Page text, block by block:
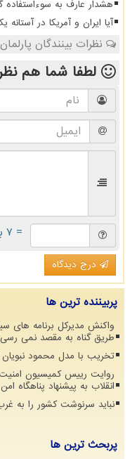
هشدار عارف به سوءاستفاده
آیا ایران و آمریکا در
نظرات بینندگان
لطفا شما هم
= ۷ بعلاوه ۱
درج دیدگاه
پربیننده ترین ها
واکنش مدیرکل برنامه های
طریق گناه به مقصد نمی
تخریب با مدل محمود
روایت رییس کمیسیون
انقلاب به پیشنهاد پناهگاه امن
نباید سرنوشت کشور را به
پربحث ترین ها